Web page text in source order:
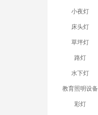
小夜灯
床头灯
草坪灯
路灯
水下灯
教育照明设备
彩灯